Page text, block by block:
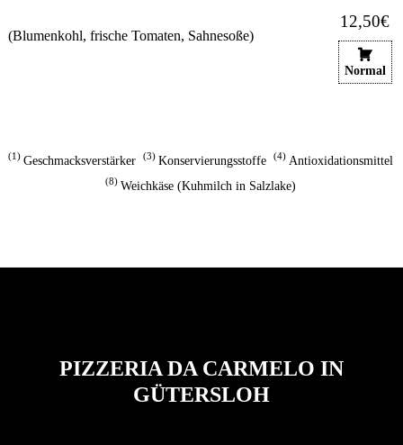
12,50€
Normal
(Blumenkohl, frische Tomaten, Sahnesoße)
1 Geschmacksverstärker 3 Konservierungsstoffe 4 Antioxidationsmittel
8 Weichkäse (Kuhmilch in Salzlake)
PIZZERIA DA CARMELO IN
GÜTERSLOH